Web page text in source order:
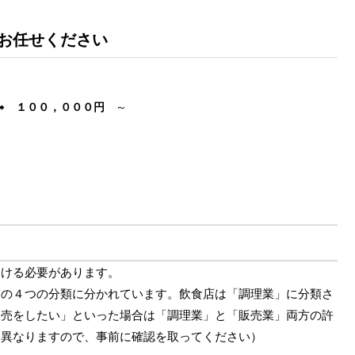
任せください
➡ １００，０００円 ～
る必要があります。
４つの分類に分かれています。飲食店は「調理業」に分類さ
をしたい」といった場合は「調理業」と「販売業」両方の許
なりますので、事前に確認を取ってください）